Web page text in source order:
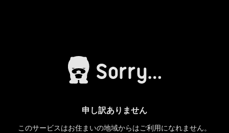
申し訳ありません
このサービスはお住まいの地域からはご利用になれません。